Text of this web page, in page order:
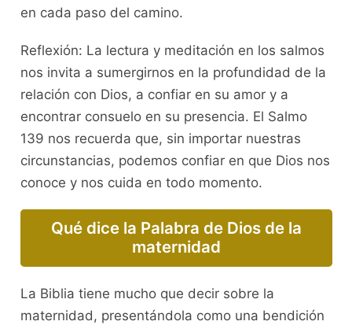
en cada paso del camino.
Reflexión: La lectura y meditación en los salmos
nos invita a sumergirnos en la profundidad de la
relación con Dios, a confiar en su amor y a
encontrar consuelo en su presencia. El Salmo
139 nos recuerda que, sin importar nuestras
circunstancias, podemos confiar en que Dios nos
conoce y nos cuida en todo momento.
Qué dice la Palabra de Dios de la
maternidad
La Biblia tiene mucho que decir sobre la
maternidad, presentándola como una bendición